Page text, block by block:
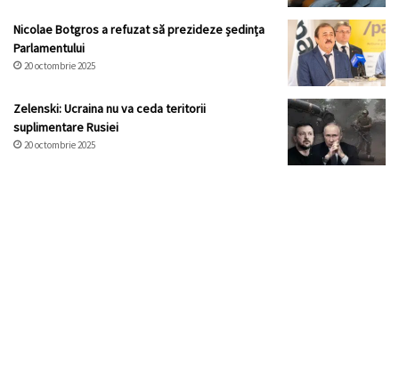
Nicolae Botgros a refuzat să prezideze ședința
Parlamentului
20 octombrie 2025
Zelenski: Ucraina nu va ceda teritorii
suplimentare Rusiei
20 octombrie 2025